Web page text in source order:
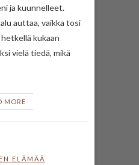
ja kuunnelleet.
auttaa, vaikka tosi
kukaan
vielä tiedä, mikä
MORE
ELÄMÄÄ